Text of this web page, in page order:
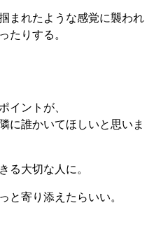
まれたような感覚に襲われ
たりする。
イントが、
に誰かいてほしいと思いま
る大切な人に。
と寄り添えたらいい。